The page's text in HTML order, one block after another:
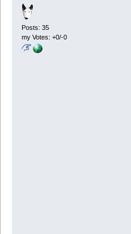
Posts: 35
my Votes: +0/-0